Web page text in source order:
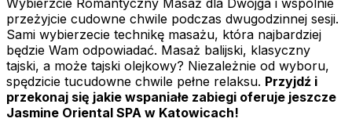
Wybierzcie Romantyczny Masaż dla Dwojga i wspólnie
przeżyjcie cudowne chwile podczas dwugodzinnej sesji.
Sami wybierzecie technikę masażu, która najbardziej
będzie Wam odpowiadać. Masaż balijski, klasyczny
tajski, a może tajski olejkowy? Niezależnie od wyboru,
spędzicie tucudowne chwile pełne relaksu. Przyjdź i
przekonaj się jakie wspaniałe zabiegi oferuje jeszcze
Jasmine Oriental SPA w Katowicach!